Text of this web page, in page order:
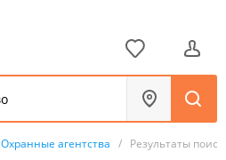
Охранные агентства / Результаты